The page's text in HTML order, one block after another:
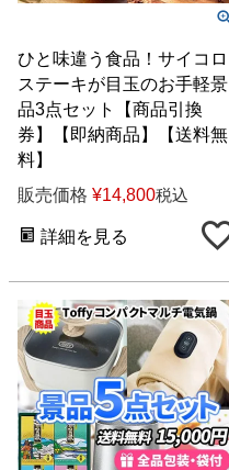
ひと味違う食品！サイコロ
ステーキが目玉のお手軽景
品3点セット【商品引換
券】【即納商品】【送料無
料】
販売価格 ¥14,800税込
詳細を見る